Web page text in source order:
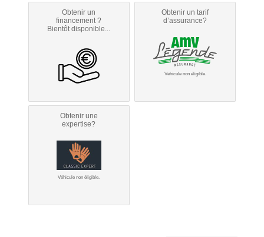
Obtenir un
financement ?
Bientôt disponible...
Obtenir un tarif
d’assurance?
Véhicule non éligible.
Obtenir une
expertise?
Véhicule non éligible.